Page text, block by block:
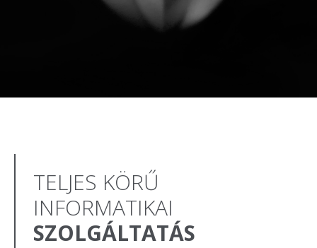
TELJES KÖRŰ
INFORMATIKAI
SZOLGÁLTATÁS